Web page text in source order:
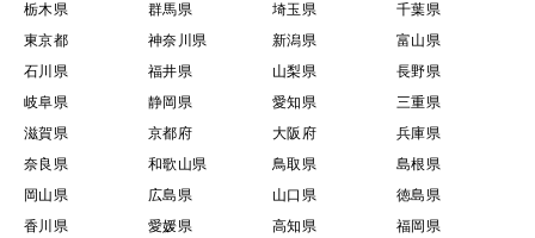
栃木県
群馬県 埼玉県
千葉県
東京都
神奈川県 新潟県
富山県
石川県
福井県 山梨県
長野県
岐阜県
静岡県 愛知県
三重県
滋賀県
京都府 大阪府
兵庫県
奈良県
和歌山県 鳥取県
島根県
岡山県
広島県 山口県
徳島県
香川県
愛媛県 高知県
福岡県